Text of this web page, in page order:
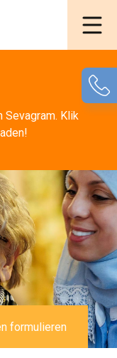
Sevagram. Klik
formulieren